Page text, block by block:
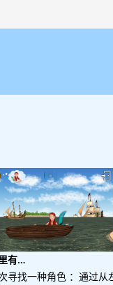
有…
寻找一种角色 ：通过从